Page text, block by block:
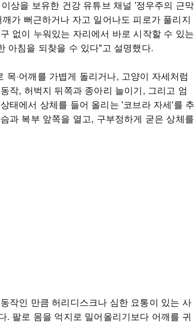
상을 보유한 건강 유튜브 채널 '정우주의 근막
가 뻐근하거나 자고 일어나도 피로가 풀리지
없이 누워있는 자리에서 바로 시작할 수 있는
아침을 되찾을 수 있다"고 설명했다.
목·어깨를 가볍게 돌리거나, 고양이 자세처럼
작, 허벅지 뒤쪽과 종아리 늘이기, 그리고 엄
태에서 상체를 들어 올리는 '코브라 자세'를 추
과 복부 앞쪽을 열고, 구부정하게 굳은 상체를
작인 만큼 허리디스크나 심한 요통이 있는 사
. 팔로 몸을 억지로 밀어올리기보다 어깨를 귀